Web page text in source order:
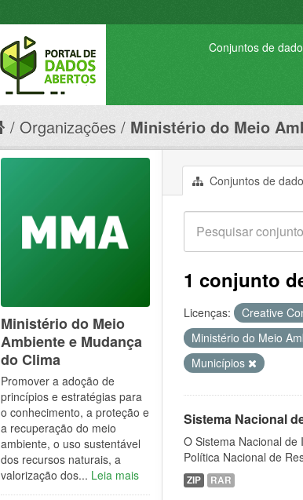
Conjuntos de
Organizações Ministério do Meio
Conjuntos de
1 conjunto
Licenças: Creative
Ministério do Meio
Municípios
Sistema Nacional
O Sistema Nacional
Política Nacional de
ZIP RAR
Ministério do Meio
Ambiente e Mudança
do Clima
Promover a adoção de
princípios e estratégias para
o conhecimento, a proteção e
a recuperação do meio
ambiente, o uso sustentável
dos recursos naturais, a
valorização dos... Leia mais